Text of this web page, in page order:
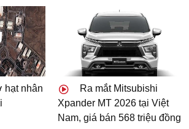
hạt nhân
Ra mắt Mitsubishi
Xpander MT 2026 tại Việt
Nam, giá bán 568 triệu đồng